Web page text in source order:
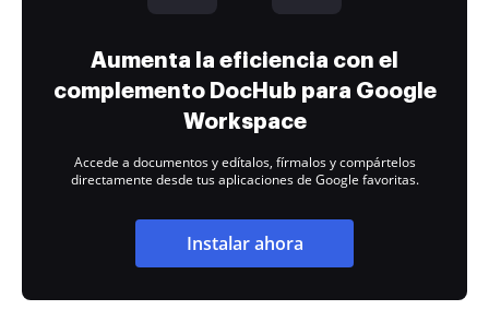
Aumenta la eficiencia con el
complemento DocHub para Google
Workspace
Accede a documentos y edítalos, fírmalos y compártelos
directamente desde tus aplicaciones de Google favoritas.
Instalar ahora